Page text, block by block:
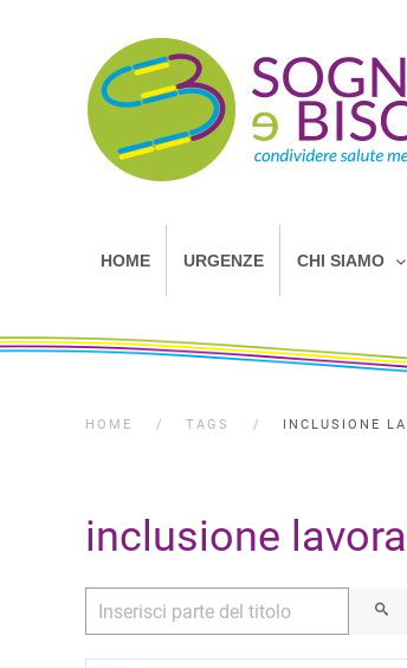
HOME URGENZE CHI SIAMO
HOME TAGS INCLUSIONE
inclusione
Inserisci parte del titolo